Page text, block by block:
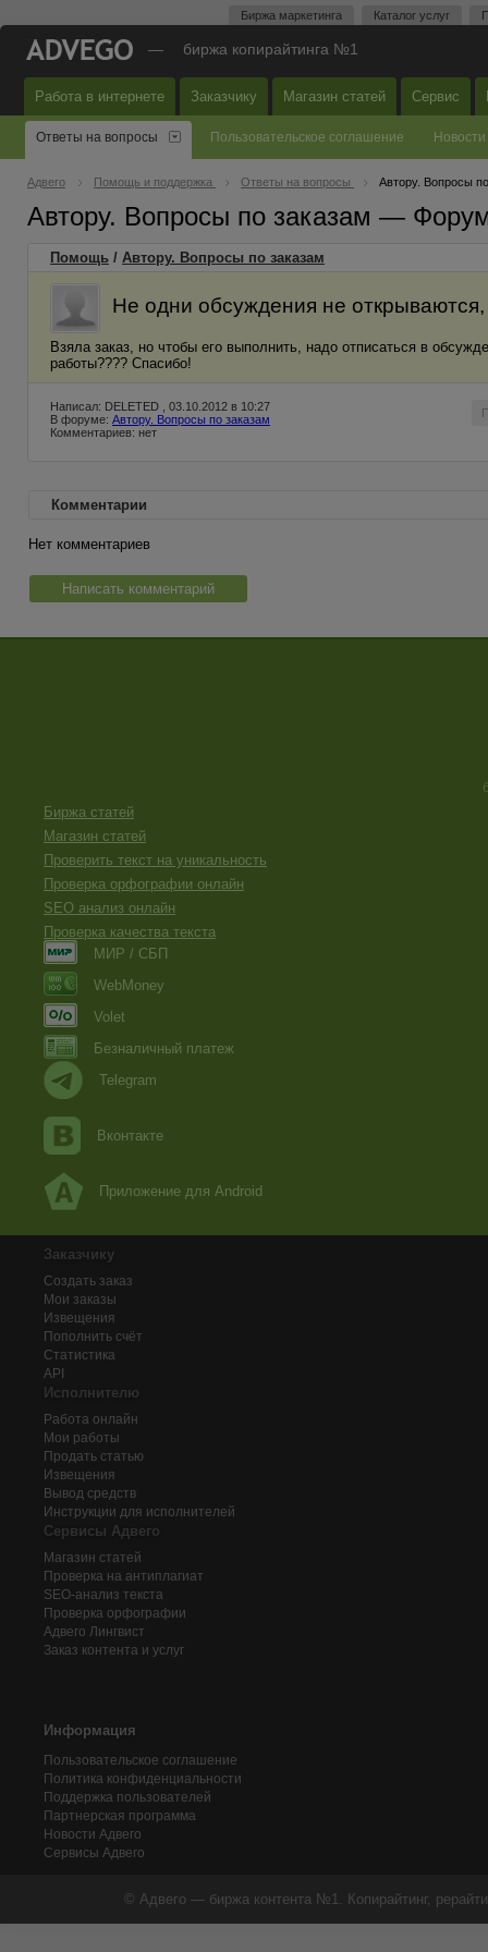
Биржа маркетинга Каталог услуг
— биржа копирайтинга №1
Работа в интернете Заказчику Магазин статей Сервис
Ответы на вопросы Пользовательское соглашение Новости
Адвего Помощь и поддержка Ответы на вопросы Автору. Вопросы
Автору. Вопросы по заказам —
Помощь / Автору. Вопросы по заказам
Не одни обсуждения не
Взяла заказ, но чтобы его выполнить, надо отписаться в
работы???? Спасибо!
Написал: DELETED , 03.10.2012 в 10:27
В форуме: Автору. Вопросы по заказам
Комментариев: нет
Комментарии
Нет комментариев
Написать комментарий
Биржа статей
Магазин статей
Проверить текст на уникальность
Проверка орфографии онлайн
SEO анализ онлайн
Проверка качества текста
МИР / СБП
WebMoney
Volet
Безналичный платеж
Telegram
Вконтакте
Приложение для Android
Заказчику
Создать заказ
Мои заказы
Извещения
Пополнить счёт
Статистика
API
Исполнителю
Работа онлайн
Мои работы
Продать статью
Извещения
Вывод средств
Инструкции для исполнителей
Сервисы Адвего
Магазин статей
Проверка на антиплагиат
SEO-анализ текста
Проверка орфографии
Адвего Лингвист
Заказ контента и услуг
Информация
Пользовательское соглашение
Политика конфиденциальности
Поддержка пользователей
Партнерская программа
Новости Адвего
Сервисы Адвего
© Адвего — биржа контента №1. Копирайтинг,